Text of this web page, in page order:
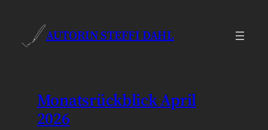
springen
AUTORIN STEFFI DAHL
Monatsrückblick April
2026